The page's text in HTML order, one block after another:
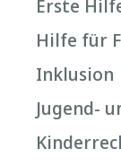
Erste
Hilfe für
Inklusion
Jugend-